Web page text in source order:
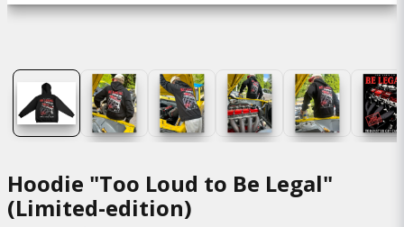
Hoodie "Too Loud to Be Legal"
(Limited-edition)